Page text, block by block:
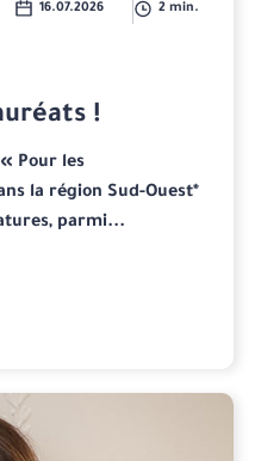
16.07.2026 2 min.
!
Pour les
la région Sud-Ouest*
parmi...